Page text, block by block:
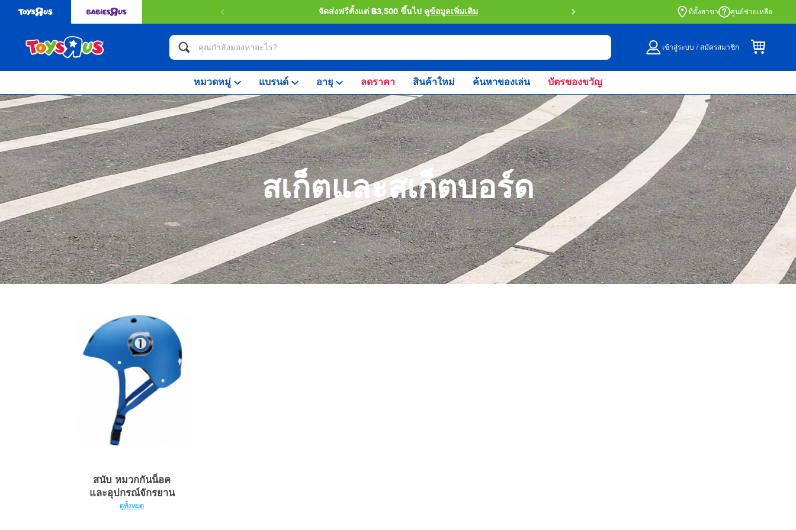
จัดส่งฟรีตั้งแต่ ฿3,500 ขึ้นไป ดูข้อมูลเพิ่มเติม สั่งซื้อออนไลน์และรับที่หน้าร้านด้วย Click
ที่ตั้งสาขา ศูนย์ช่วยเหลือ
เข้าสู่ระบบ / สมัครสมาชิก
หมวดหมู่ แบรนด์ อายุ ลดราคา สินค้าใหม่ ค้นหาของเล่น บัตรของขวัญ
สเก็ตและสเก็ตบอร์ด
สนับ หมวกกันน็อค
และอุปกรณ์จักรยาน
ดูทั้งหมด